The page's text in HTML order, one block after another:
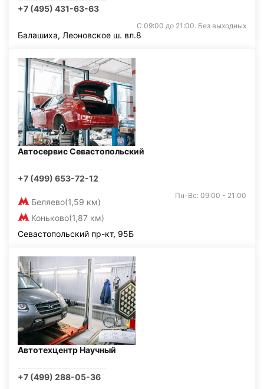
+7 (495) 431-63-63
С 09:00 до 21:00. Без выходных
Балашиха, Леоновское ш. вл.8
Автосервис Севастопольский
+7 (499) 653-72-12
Беляево(1,59 км)
Коньково(1,87 км)
Пн-Вс: 09:00 - 21:00
Севастопольский пр-кт, 95Б
Автотехцентр Научный
+7 (499) 288-05-36